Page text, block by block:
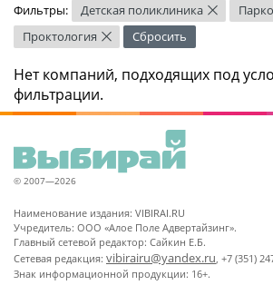
Фильтры: Детская поликлиника ×
Проктология × Сбросить
Нет компаний, подходящих под
фильтрации.
© 2007—2026
Наименование издания: VIBIRAI.RU
Учредитель: ООО «Алое Поле Адвертайзинг».
Главный сетевой редактор: Сайкин Е.Б.
Сетевая редакция: vibirairu@yandex.ru, +7 (351)
Знак информационной продукции: 16+.